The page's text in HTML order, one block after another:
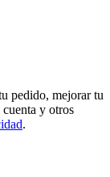
pedido, mejorar tu
cuenta y otros
.